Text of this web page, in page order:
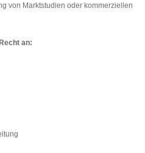
von Marktstudien oder kommerziellen
an: